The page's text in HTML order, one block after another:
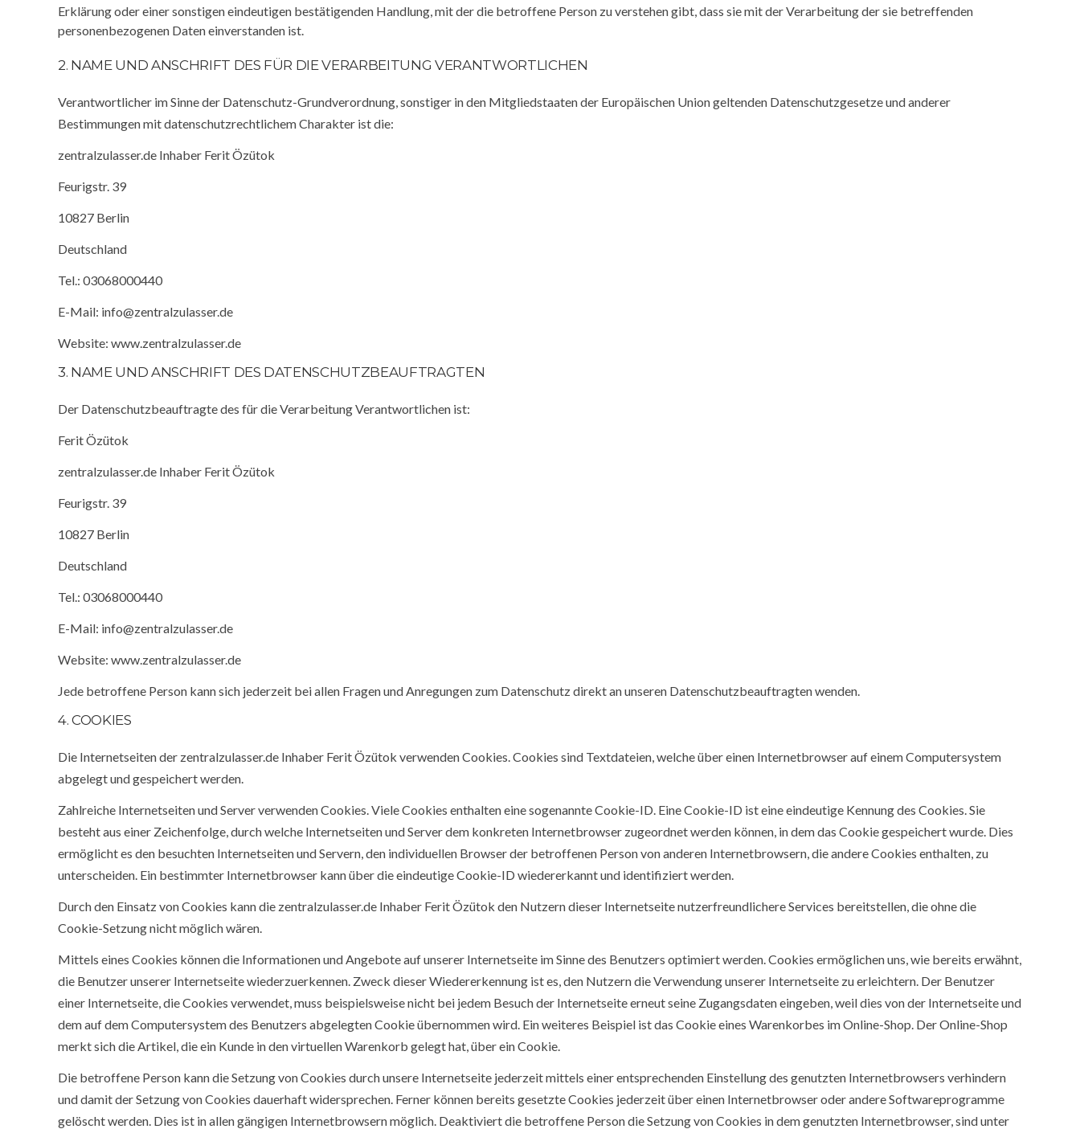
Erklärung oder einer sonstigen eindeutigen bestätigenden Handlung, mit der die betroffene Person zu verstehen gibt, dass sie mit der Verarbeitung der sie betreffenden
personenbezogenen Daten einverstanden ist.
2. NAME UND ANSCHRIFT DES FÜR DIE VERARBEITUNG VERANTWORTLICHEN
Verantwortlicher im Sinne der Datenschutz-Grundverordnung, sonstiger in den Mitgliedstaaten der Europäischen Union geltenden Datenschutzgesetze und anderer
Bestimmungen mit datenschutzrechtlichem Charakter ist die:
zentralzulasser.de Inhaber Ferit Özütok
Feurigstr. 39
10827 Berlin
Deutschland
Tel.: 03068000440
E-Mail: info@zentralzulasser.de
Website: www.zentralzulasser.de
3. NAME UND ANSCHRIFT DES DATENSCHUTZBEAUFTRAGTEN
Der Datenschutzbeauftragte des für die Verarbeitung Verantwortlichen ist:
Ferit Özütok
zentralzulasser.de Inhaber Ferit Özütok
Feurigstr. 39
10827 Berlin
Deutschland
Tel.: 03068000440
E-Mail: info@zentralzulasser.de
Website: www.zentralzulasser.de
Jede betroffene Person kann sich jederzeit bei allen Fragen und Anregungen zum Datenschutz direkt an unseren Datenschutzbeauftragten wenden.
4. COOKIES
Die Internetseiten der zentralzulasser.de Inhaber Ferit Özütok verwenden Cookies. Cookies sind Textdateien, welche über einen Internetbrowser auf einem Computersystem
abgelegt und gespeichert werden.
Zahlreiche Internetseiten und Server verwenden Cookies. Viele Cookies enthalten eine sogenannte Cookie-ID. Eine Cookie-ID ist eine eindeutige Kennung des Cookies. Sie
besteht aus einer Zeichenfolge, durch welche Internetseiten und Server dem konkreten Internetbrowser zugeordnet werden können, in dem das Cookie gespeichert wurde. Dies
ermöglicht es den besuchten Internetseiten und Servern, den individuellen Browser der betroffenen Person von anderen Internetbrowsern, die andere Cookies enthalten, zu
unterscheiden. Ein bestimmter Internetbrowser kann über die eindeutige Cookie-ID wiedererkannt und identifiziert werden.
Durch den Einsatz von Cookies kann die zentralzulasser.de Inhaber Ferit Özütok den Nutzern dieser Internetseite nutzerfreundlichere Services bereitstellen, die ohne die
Cookie-Setzung nicht möglich wären.
Mittels eines Cookies können die Informationen und Angebote auf unserer Internetseite im Sinne des Benutzers optimiert werden. Cookies ermöglichen uns, wie bereits erwähnt,
die Benutzer unserer Internetseite wiederzuerkennen. Zweck dieser Wiedererkennung ist es, den Nutzern die Verwendung unserer Internetseite zu erleichtern. Der Benutzer
einer Internetseite, die Cookies verwendet, muss beispielsweise nicht bei jedem Besuch der Internetseite erneut seine Zugangsdaten eingeben, weil dies von der Internetseite und
dem auf dem Computersystem des Benutzers abgelegten Cookie übernommen wird. Ein weiteres Beispiel ist das Cookie eines Warenkorbes im Online-Shop. Der Online-Shop
merkt sich die Artikel, die ein Kunde in den virtuellen Warenkorb gelegt hat, über ein Cookie.
Die betroffene Person kann die Setzung von Cookies durch unsere Internetseite jederzeit mittels einer entsprechenden Einstellung des genutzten Internetbrowsers verhindern
und damit der Setzung von Cookies dauerhaft widersprechen. Ferner können bereits gesetzte Cookies jederzeit über einen Internetbrowser oder andere Softwareprogramme
gelöscht werden. Dies ist in allen gängigen Internetbrowsern möglich. Deaktiviert die betroffene Person die Setzung von Cookies in dem genutzten Internetbrowser, sind unter